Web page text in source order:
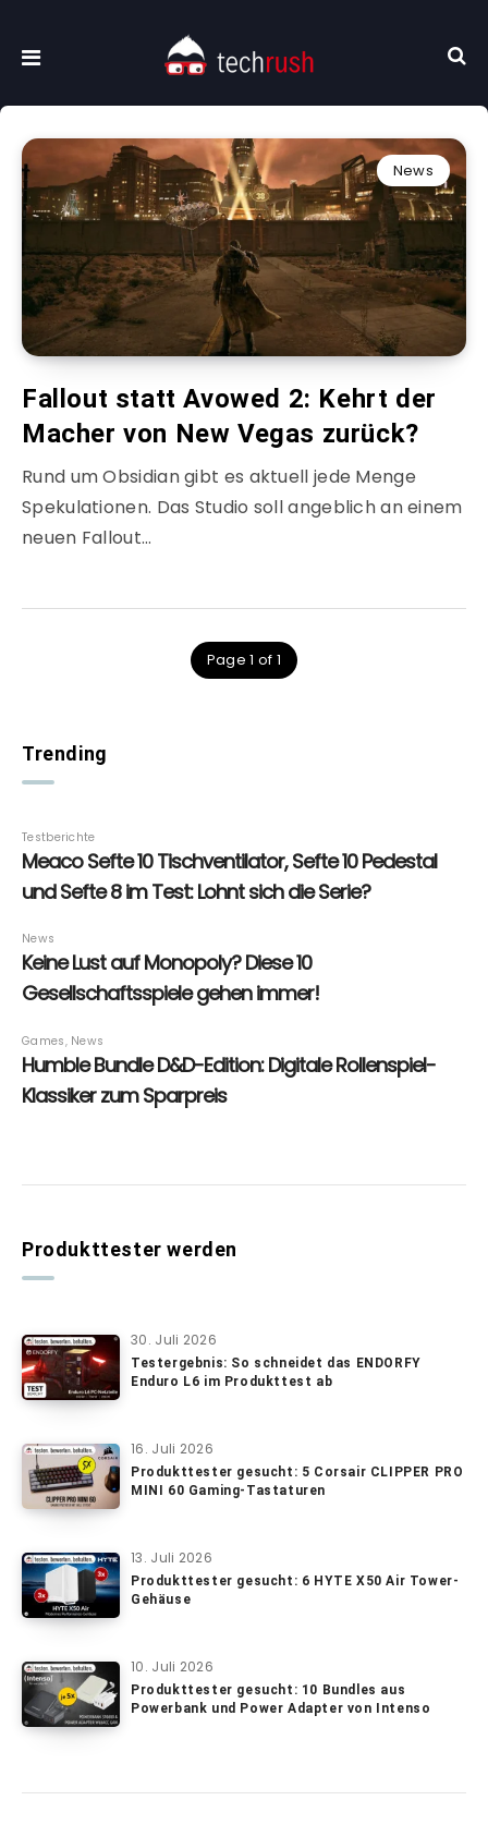
News
Fallout statt Avowed 2: Kehrt der
Macher von New Vegas zurück?
Rund um Obsidian gibt es aktuell jede Menge
Spekulationen. Das Studio soll angeblich an einem
neuen Fallout…
Page 1 of 1
Trending
Produkttester werden
30. Juli 2026
Testergebnis: So schneidet das ENDORFY
Enduro L6 im Produkttest ab
16. Juli 2026
Produkttester gesucht: 5 Corsair CLIPPER PRO
MINI 60 Gaming-Tastaturen
13. Juli 2026
Produkttester gesucht: 6 HYTE X50 Air Tower-
Gehäuse
10. Juli 2026
Produkttester gesucht: 10 Bundles aus
Powerbank und Power Adapter von Intenso